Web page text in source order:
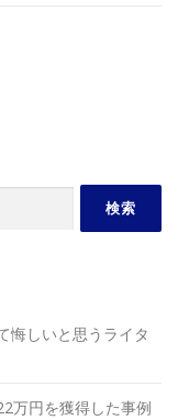
悔しいと思うライタ
万円を獲得した事例